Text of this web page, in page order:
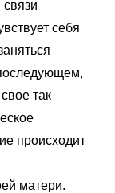
себя
так
происходит
матери.